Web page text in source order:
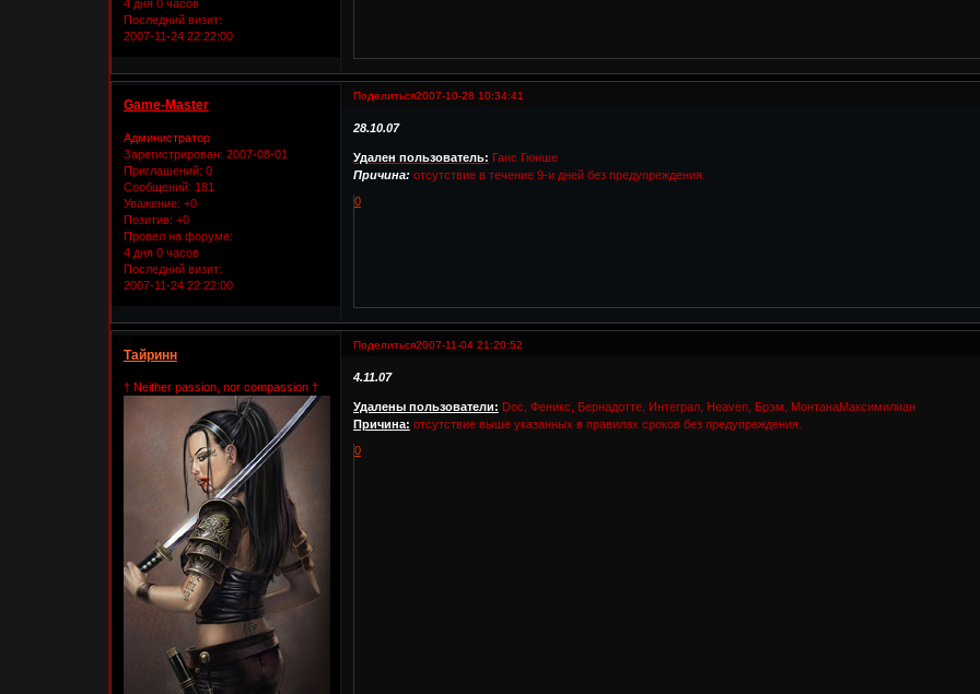
4 дня 0 часов
Последний визит:
2007-11-24 22:22:00
Поделиться2007-10-28 10:34:41
Game-Master
Администратор
Зарегистрирован: 2007-08-01
Приглашений: 0
Сообщений: 181
Уважение: +0
Позитив: +0
Провел на форуме:
4 дня 0 часов
Последний визит:
2007-11-24 22:22:00
28.10.07
Удален пользователь: Ганс Гюнше
Причина: отсутствие в течение 9-и дней без предупреждения.
0
Поделиться2007-11-04 21:20:52
Тайринн
† Neither passion, nor compassion †
4.11.07
Удалены пользователи: Doc, Феникс, Бернадотте, Интеграл, Heaven, Брэм, МонтанаМаксимилиан
Причина: отсутствие выше указанных в правилах сроков без предупреждения.
0